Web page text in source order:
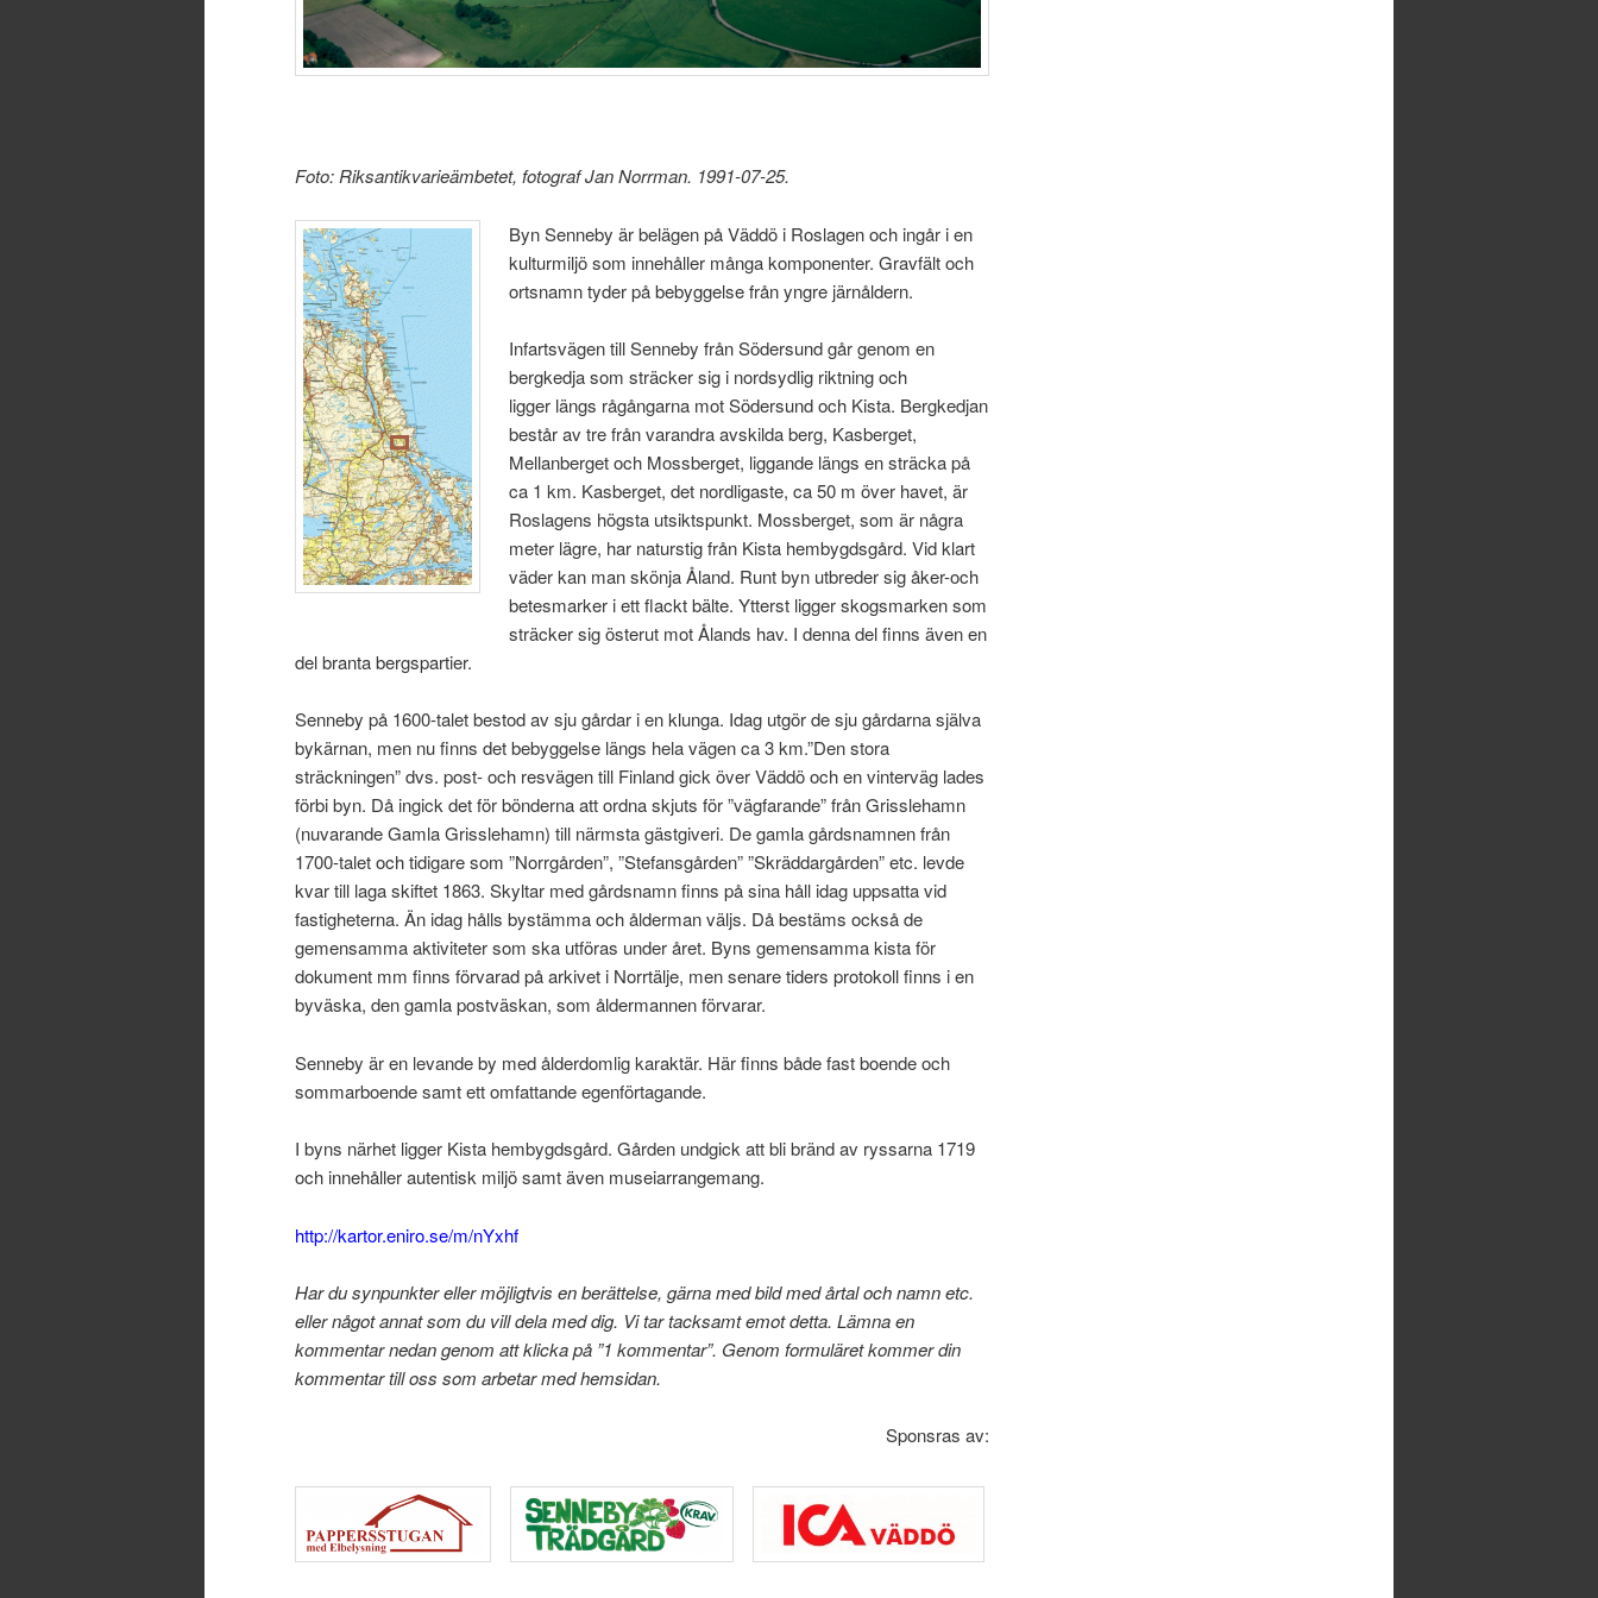
Foto: Riksantikvarieämbetet, fotograf Jan Norrman. 1991-07-25.
Byn Senneby är belägen på Väddö i Roslagen och ingår i en
kulturmiljö som innehåller många komponenter. Gravfält och
ortsnamn tyder på bebyggelse från yngre järnåldern.
Infartsvägen till Senneby från Södersund går genom en
bergkedja som sträcker sig i nordsydlig riktning och
ligger längs rågångarna mot Södersund och Kista. Bergkedjan
består av tre från varandra avskilda berg, Kasberget,
Mellanberget och Mossberget, liggande längs en sträcka på
ca 1 km. Kasberget, det nordligaste, ca 50 m över havet, är
Roslagens högsta utsiktspunkt. Mossberget, som är några
meter lägre, har naturstig från Kista hembygdsgård. Vid klart
väder kan man skönja Åland. Runt byn utbreder sig åker-och
betesmarker i ett flackt bälte. Ytterst ligger skogsmarken som
sträcker sig österut mot Ålands hav. I denna del finns även en
del branta bergspartier.
Senneby på 1600-talet bestod av sju gårdar i en klunga. Idag utgör de sju gårdarna själva
bykärnan, men nu finns det bebyggelse längs hela vägen ca 3 km.”Den stora
sträckningen” dvs. post- och resvägen till Finland gick över Väddö och en vinterväg lades
förbi byn. Då ingick det för bönderna att ordna skjuts för ”vägfarande” från Grisslehamn
(nuvarande Gamla Grisslehamn) till närmsta gästgiveri. De gamla gårdsnamnen från
1700-talet och tidigare som ”Norrgården”, ”Stefansgården” ”Skräddargården” etc. levde
kvar till laga skiftet 1863. Skyltar med gårdsnamn finns på sina håll idag uppsatta vid
fastigheterna. Än idag hålls bystämma och ålderman väljs. Då bestäms också de
gemensamma aktiviteter som ska utföras under året. Byns gemensamma kista för
dokument mm finns förvarad på arkivet i Norrtälje, men senare tiders protokoll finns i en
byväska, den gamla postväskan, som åldermannen förvarar.
Senneby är en levande by med ålderdomlig karaktär. Här finns både fast boende och
sommarboende samt ett omfattande egenförtagande.
I byns närhet ligger Kista hembygdsgård. Gården undgick att bli bränd av ryssarna 1719
och innehåller autentisk miljö samt även museiarrangemang.
http://kartor.eniro.se/m/nYxhf
Har du synpunkter eller möjligtvis en berättelse, gärna med bild med årtal och namn etc.
eller något annat som du vill dela med dig. Vi tar tacksamt emot detta. Lämna en
kommentar nedan genom att klicka på ”1 kommentar”. Genom formuläret kommer din
kommentar till oss som arbetar med hemsidan.
Sponsras av: